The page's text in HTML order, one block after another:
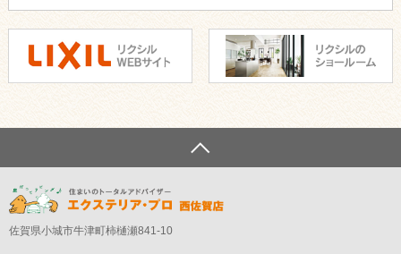
佐賀県小城市牛津町柿樋瀬841-10